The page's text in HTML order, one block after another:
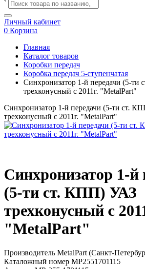
`
Личный кабинет
0 Корзина
Главная
Каталог товаров
Коробки передач
Коробка передач 5-ступенчатая
Синхронизатор 1-й передачи (5-
трехконусный с 2011г. "MetalPart"
Синхронизатор 1-й передачи (5-ти ст.
трехконусный с 2011г. "MetalPart"
Синхронизатор 1-й
(5-ти ст. КПП) УАЗ
трехконусный с
"MetalPart"
Производитель MetalPart (Санкт-
Каталожный номер МР2551701115